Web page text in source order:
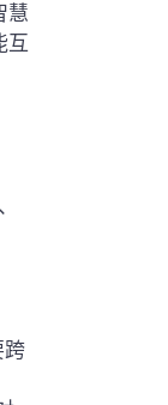
慧
互
跨